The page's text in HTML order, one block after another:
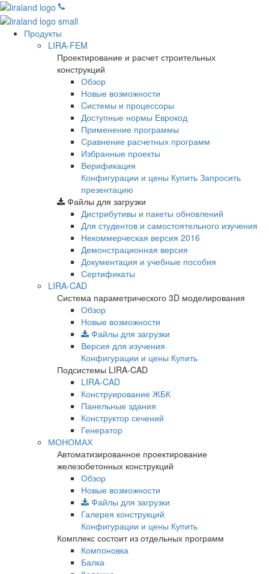
Продукты
LIRA-FEM
Проектирование и расчет строительных
конструкций
Обзор
Новые возможности
Cистемы и процессоры
Доступные нормы Еврокод
Применение программы
Сравнение расчетных программ
Избранные проекты
Верификация
Конфигурации и цены Купить Запросить
презентацию
Файлы для загрузки
Дистрибутивы и пакеты обновлений
Для студентов и самостоятельного изучения
Некоммерческая версия 2016
Демонстрационная версия
Документация и учебные пособия
Сертификаты
LIRA-CAD
Система параметрического 3D моделирования
Обзор
Новые возможности
Файлы для загрузки
Версия для изучения
Конфигурации и цены Купить
Подсистемы LIRA-CAD
LIRA-CAD
Конструирование ЖБК
Панельные здания
Конструктор сечений
Генератор
МОНОМАХ
Автоматизированное проектирование
железобетонных конструкций
Обзор
Новые возможности
Файлы для загрузки
Галерея конструкций
Конфигурации и цены Купить
Комплекс состоит из отдельных программ
Компоновка
Балка